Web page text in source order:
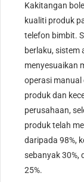
Kakitangan
kualiti produk
telefon bimbit.
berlaku, sistem
menyesuaikan
operasi
produk dan
perusahaan,
produk telah
daripada 98%,
sebanyak 30%,
25%.